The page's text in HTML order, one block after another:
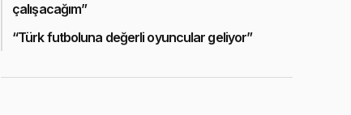
çalışacağım”
“Türk futboluna değerli oyuncular geliyor”